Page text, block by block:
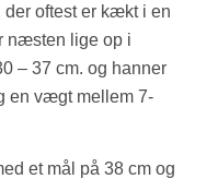
der oftest er kækt i en
næsten lige op i
– 37 cm. og hanner
en vægt mellem 7-
et mål på 38 cm og